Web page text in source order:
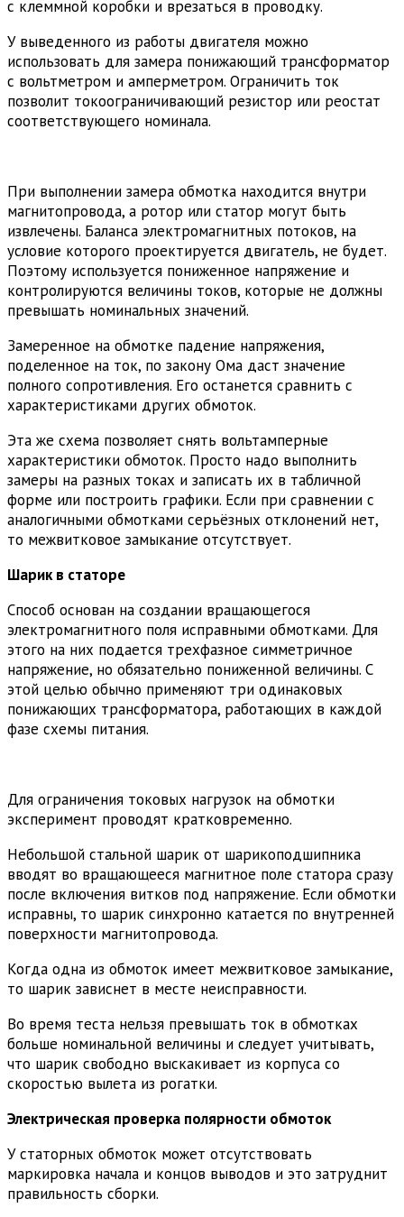
с клеммной коробки и врезаться в проводку.
У выведенного из работы двигателя можно
использовать для замера понижающий трансформатор
с вольтметром и амперметром. Ограничить ток
позволит токоограничивающий резистор или реостат
соответствующего номинала.
При выполнении замера обмотка находится внутри
магнитопровода, а ротор или статор могут быть
извлечены. Баланса электромагнитных потоков, на
условие которого проектируется двигатель, не будет.
Поэтому используется пониженное напряжение и
контролируются величины токов, которые не должны
превышать номинальных значений.
Замеренное на обмотке падение напряжения,
поделенное на ток, по закону Ома даст значение
полного сопротивления. Его останется сравнить с
характеристиками других обмоток.
Эта же схема позволяет снять вольтамперные
характеристики обмоток. Просто надо выполнить
замеры на разных токах и записать их в табличной
форме или построить графики. Если при сравнении с
аналогичными обмотками серьёзных отклонений нет,
то межвитковое замыкание отсутствует.
Шарик в статоре
Способ основан на создании вращающегося
электромагнитного поля исправными обмотками. Для
этого на них подается трехфазное симметричное
напряжение, но обязательно пониженной величины. С
этой целью обычно применяют три одинаковых
понижающих трансформатора, работающих в каждой
фазе схемы питания.
Для ограничения токовых нагрузок на обмотки
эксперимент проводят кратковременно.
Небольшой стальной шарик от шарикоподшипника
вводят во вращающееся магнитное поле статора сразу
после включения витков под напряжение. Если обмотки
исправны, то шарик синхронно катается по внутренней
поверхности магнитопровода.
Когда одна из обмоток имеет межвитковое замыкание,
то шарик зависнет в месте неисправности.
Во время теста нельзя превышать ток в обмотках
больше номинальной величины и следует учитывать,
что шарик свободно выскакивает из корпуса со
скоростью вылета из рогатки.
Электрическая проверка полярности обмоток
У статорных обмоток может отсутствовать
маркировка начала и концов выводов и это затруднит
правильность сборки.